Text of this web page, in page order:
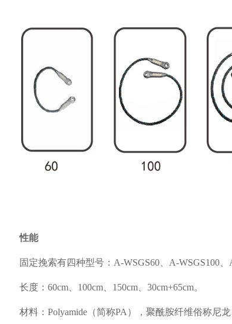
性能
固定挽索有四种型号：A-WSGS60、A-WSGS100、
长度：60cm、100cm、150cm、30cm+65cm。
材料：Polyamide（简称PA），聚酰胺纤维俗称尼龙